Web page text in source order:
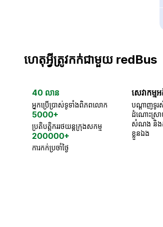
ហេតុអ្វីត្រូវកក់ជាមួយ redBus
40 លាន
អ្នកប្រើប្រាស់ទូទាំងពិភពលោក
5000+
ប្រតិបត្តិកររថយន្តក្រុងសកម្ម
200000+
ការកក់ប្រចាំថ្ងៃ
សេវាកម្
បណ្តាញទូរស័
ដំណោះស្រា
សំណង និង
ខ្លួនឯង